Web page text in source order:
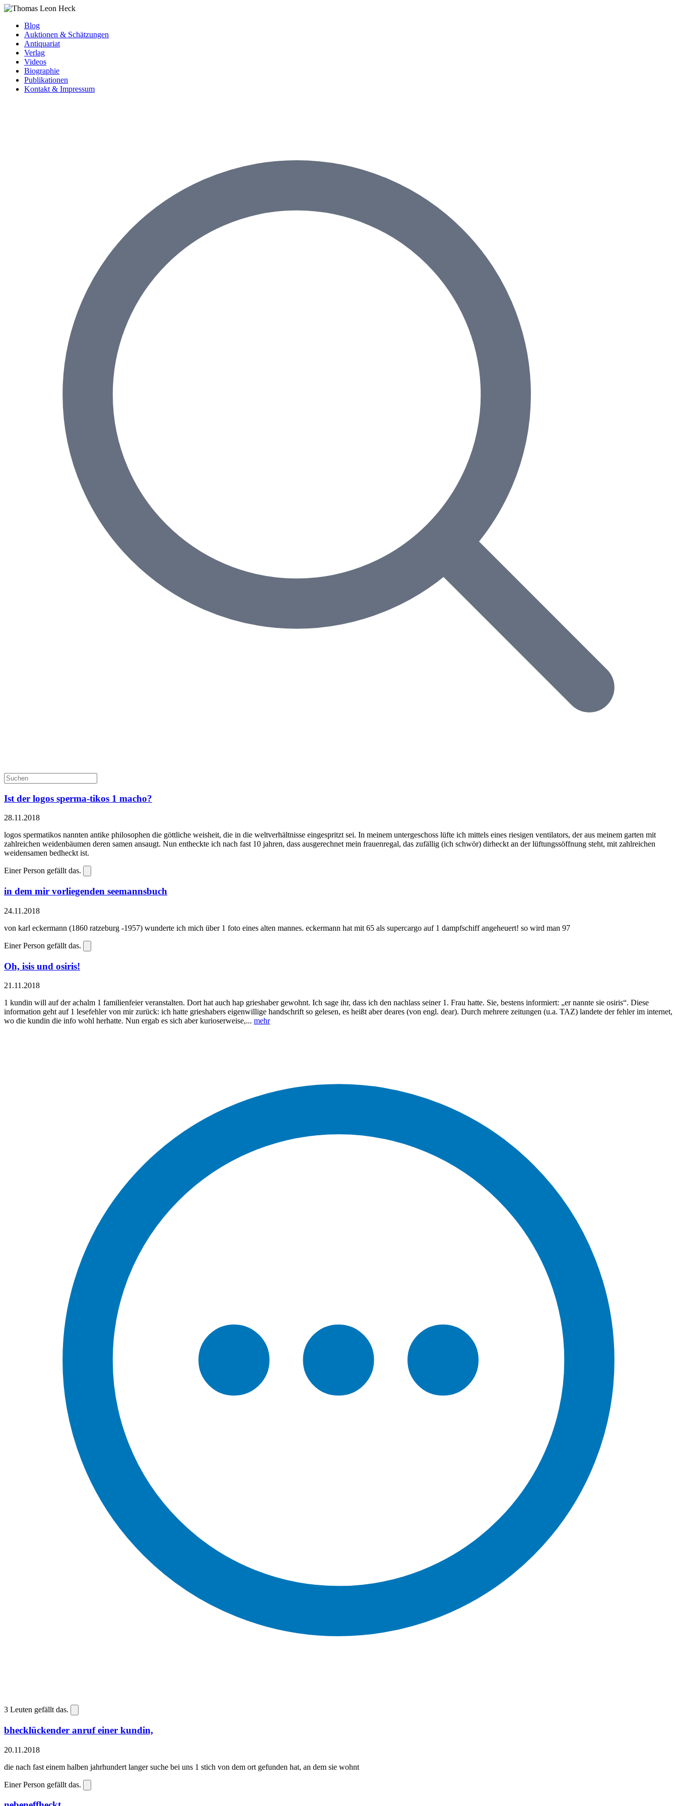
Blog
Auktionen & Schätzungen
Antiquariat
Verlag
Videos
Biographie
Publikationen
Kontakt & Impressum
Ist der logos sperma-tikos 1 macho?
28.11.2018
logos spermatikos nannten antike philosophen die göttliche weisheit, die in die weltverhältnisse eingespritzt sei. In meinem untergeschoss lüfte ich mittels eines riesigen ventilators, der aus meinem garten mit
zahlreichen weidenbäumen deren samen ansaugt. Nun entheckte ich nach fast 10 jahren, dass ausgerechnet mein frauenregal, das zufällig (ich schwör) dirheckt an der lüftungssöffnung steht, mit zahlreichen
weidensamen bedheckt ist.
Einer Person gefällt das.
in dem mir vorliegenden seemannsbuch
24.11.2018
von karl eckermann (1860 ratzeburg -1957) wunderte ich mich über 1 foto eines alten mannes. eckermann hat mit 65 als supercargo auf 1 dampfschiff angeheuert! so wird man 97
Einer Person gefällt das.
Oh, isis und osiris!
21.11.2018
1 kundin will auf der achalm 1 familienfeier veranstalten. Dort hat auch hap grieshaber gewohnt. Ich sage ihr, dass ich den nachlass seiner 1. Frau hatte. Sie, bestens informiert: „er nannte sie osiris“. Diese
information geht auf 1 lesefehler von mir zurück: ich hatte grieshabers eigenwillige handschrift so gelesen, es heißt aber deares (von engl. dear). Durch mehrere zeitungen (u.a. TAZ) landete der fehler im internet,
wo die kundin die info wohl herhatte. Nun ergab es sich aber kurioserweise,... mehr
3 Leuten gefällt das.
bhecklückender anruf einer kundin,
20.11.2018
die nach fast einem halben jahrhundert langer suche bei uns 1 stich von dem ort gefunden hat, an dem sie wohnt
Einer Person gefällt das.